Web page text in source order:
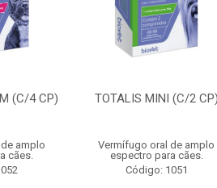
(C/4 CP)
amplo
cães.
TOTALIS MINI (C/2 CP)
Vermífugo oral de amplo
espectro para cães.
Código: 1051